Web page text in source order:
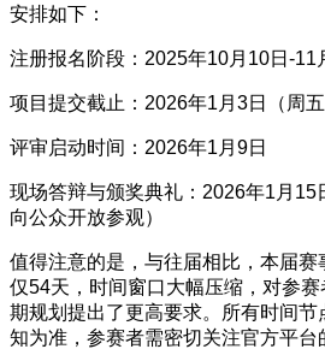
安排如下：
注册报名阶段：2025年10月10日-11
项目提交截止：2026年1月3日（周
评审启动时间：2026年1月9日
现场答辩与颁奖典礼：2026年1月15
向公众开放参观）
值得注意的是，与往届相比，本届赛
仅54天，时间窗口大幅压缩，对参
期规划提出了更高要求。所有时间节
知为准，参赛者需密切关注官方平台